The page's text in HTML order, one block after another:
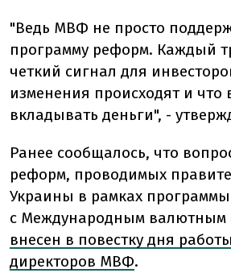
"Ведь МВФ не просто
программу реформ. Каждый
четкий сигнал для
изменения происходят и что
вкладывать деньги", -
Ранее сообщалось, что
реформ, проводимых
Украины в рамках программы
с Международным валютным
внесен в повестку дня
директоров МВФ.